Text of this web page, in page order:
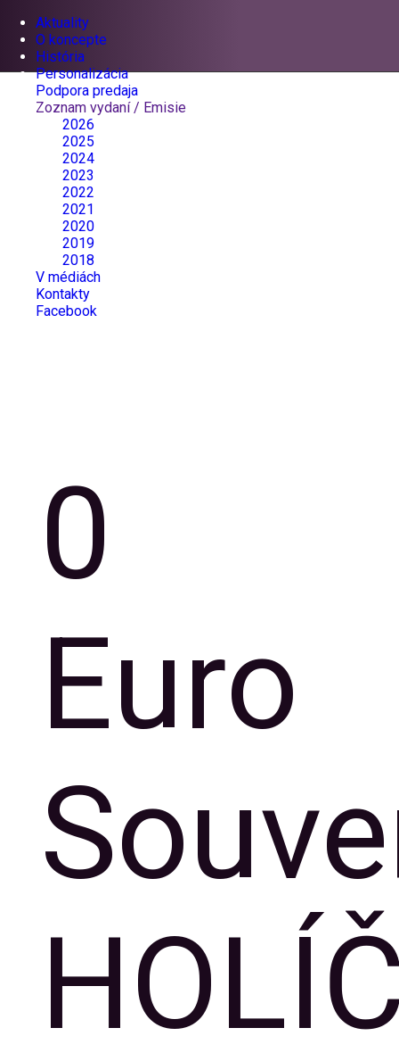
Aktuality
O koncepte
História
Personalizácia
Podpora predaja
Zoznam vydaní / Emisie
2026
2025
2024
2023
2022
2021
2020
2019
2018
V médiách
Kontakty
Facebook
0
Euro